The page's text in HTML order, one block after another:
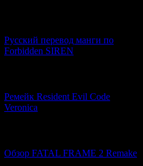
Русский перевод манги по
Forbidden SIREN
Ремейк Resident Evil Code
Veronica
Обзор FATAL FRAME 2 Remake